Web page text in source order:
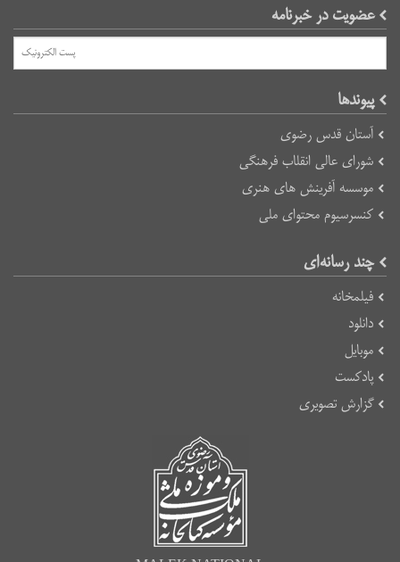
عضویت در خبرنامه
پیوند‌ها
آستان قدس رضوی
شورای عالی انقلاب فرهنگی
موسسه آفرینش های هنری
کنسرسیوم محتوای ملی
چند رسانه‌ای
فیلمخانه
دانلود
موبایل
پادکست
گزارش تصویری